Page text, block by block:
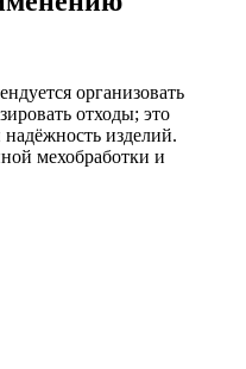
организовать
отходы; это
изделий.
мехобработки и